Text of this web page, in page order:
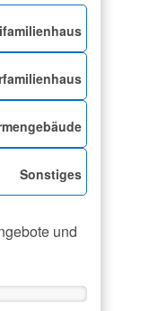
Sonstiges
und